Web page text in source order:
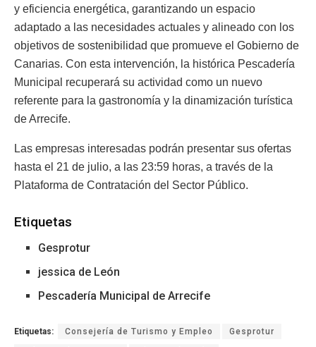
y eficiencia energética, garantizando un espacio
adaptado a las necesidades actuales y alineado con los
objetivos de sostenibilidad que promueve el Gobierno de
Canarias. Con esta intervención, la histórica Pescadería
Municipal recuperará su actividad como un nuevo
referente para la gastronomía y la dinamización turística
de Arrecife.
Las empresas interesadas podrán presentar sus ofertas
hasta el 21 de julio, a las 23:59 horas, a través de la
Plataforma de Contratación del Sector Público.
Etiquetas
Gesprotur
jessica de León
Pescadería Municipal de Arrecife
Etiquetas: Consejería de Turismo y Empleo Gesprotur